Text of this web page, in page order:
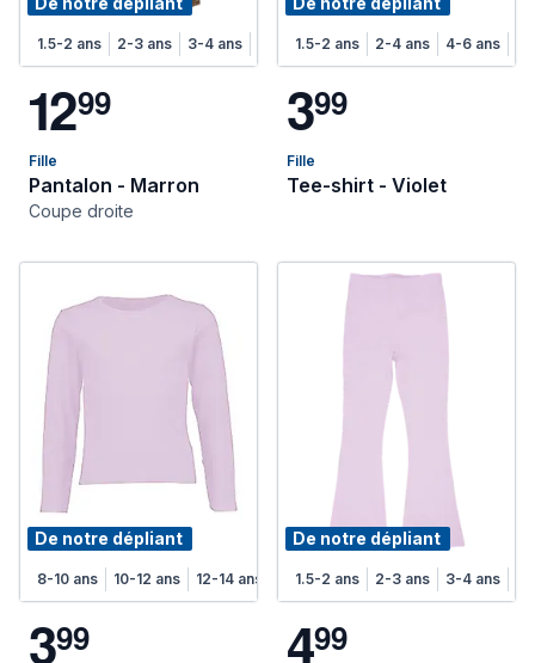
1.5-2 ans 2-3 ans 3-4 ans 4-5 ans 5-6 ans 6-7 ans 7-8 ans
1299
Fille
Pantalon - Marron
Coupe droite
1.5-2 ans 2-4 ans 4-6 ans
399
Fille
Tee-shirt - Violet
De notre dépliant
8-10 ans 10-12 ans 12-14 ans
399
De notre dépliant
1.5-2 ans 2-3 ans 3-4 ans
499